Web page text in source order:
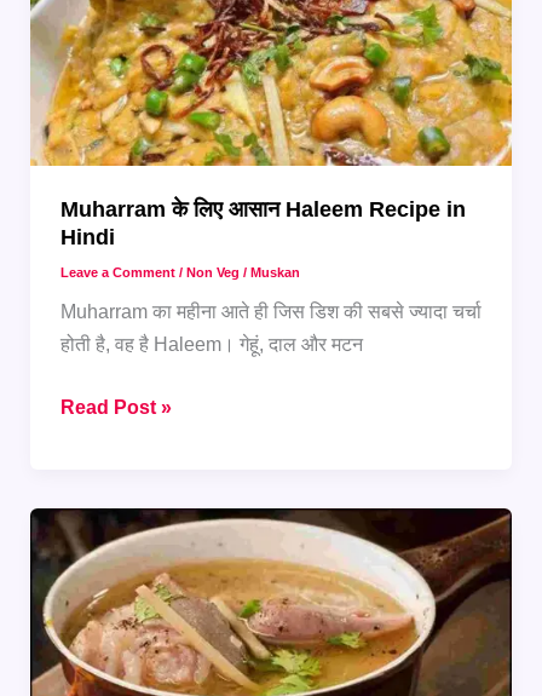
फूड
आइडियाज
Muharram के लिए आसान Haleem Recipe in
Hindi
Leave a Comment / Non Veg / Muskan
Muharram का महीना आते ही जिस डिश की सबसे ज्यादा चर्चा
होती है, वह है Haleem। गेहूं, दाल और मटन
Muharram
आसान
Haleem
Recipe
in
Hindi
Read Post »